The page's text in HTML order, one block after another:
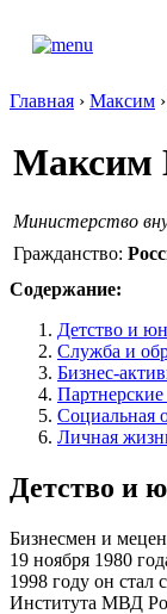
Главная › Максим ›
Максим
Министерство
Гражданство:
Содержание:
Детство и
Служба и
Бизнес-
Социальная
Личная
Детство и
Бизнесмен и
19 ноября 1980
1998 году он стал
Института МВД